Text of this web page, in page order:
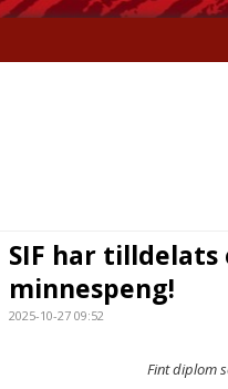
KALENDER
SIF har tilldelats
minnespeng!
2025-10-27 09:52
Fint diplom